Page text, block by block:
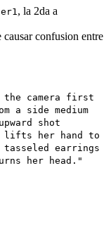
, la 2da a
confusion entre
the camera first
a side medium
shot
lifts her hand to
earrings
her head."